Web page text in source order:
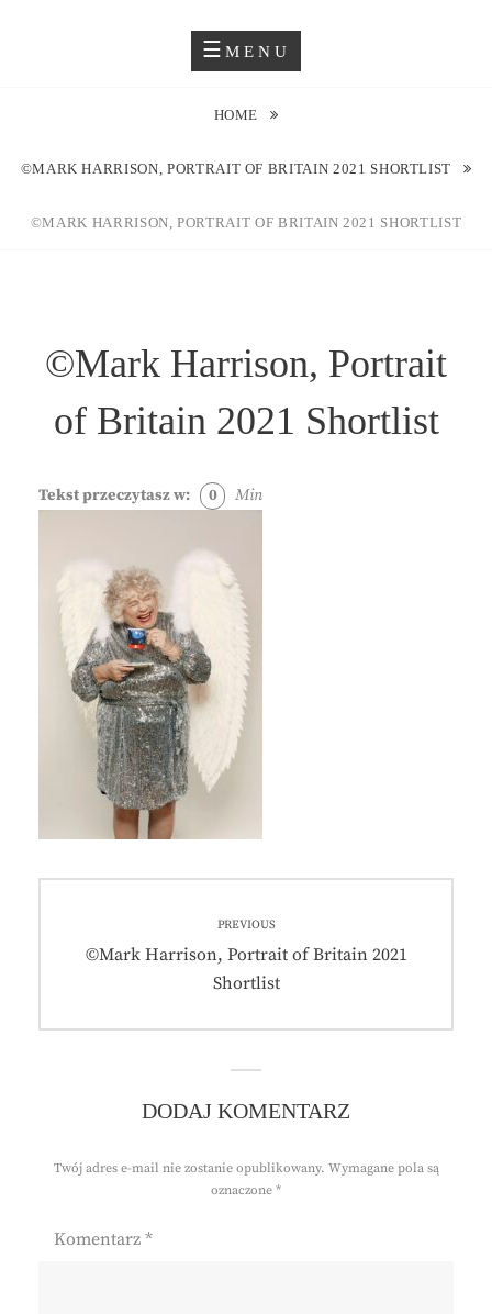
JUSTYNA EWA GROCHOWSKA
MENU
HOME
©MARK HARRISON, PORTRAIT OF BRITAIN 2021 SHORTLIST
©MARK HARRISON, PORTRAIT OF BRITAIN 2021 SHORTLIST
©Mark Harrison, Portrait
of Britain 2021 Shortlist
Tekst przeczytasz w: 0 Min
wpisu
PREVIOUS
Previous
©Mark Harrison, Portrait of Britain 2021
Shortlist
DODAJ KOMENTARZ
Twój adres e-mail nie zostanie opublikowany. Wymagane pola są
oznaczone *
Komentarz *